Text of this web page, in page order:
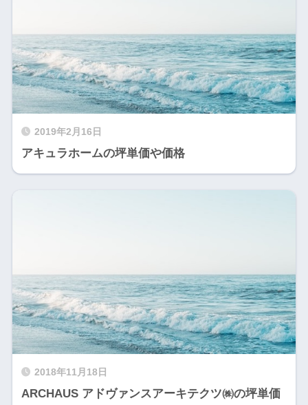
2019年2月16日
アキュラホームの坪単価や価格
2018年11月18日
ARCHAUS アドヴァンスアーキテクツ㈱の坪単価